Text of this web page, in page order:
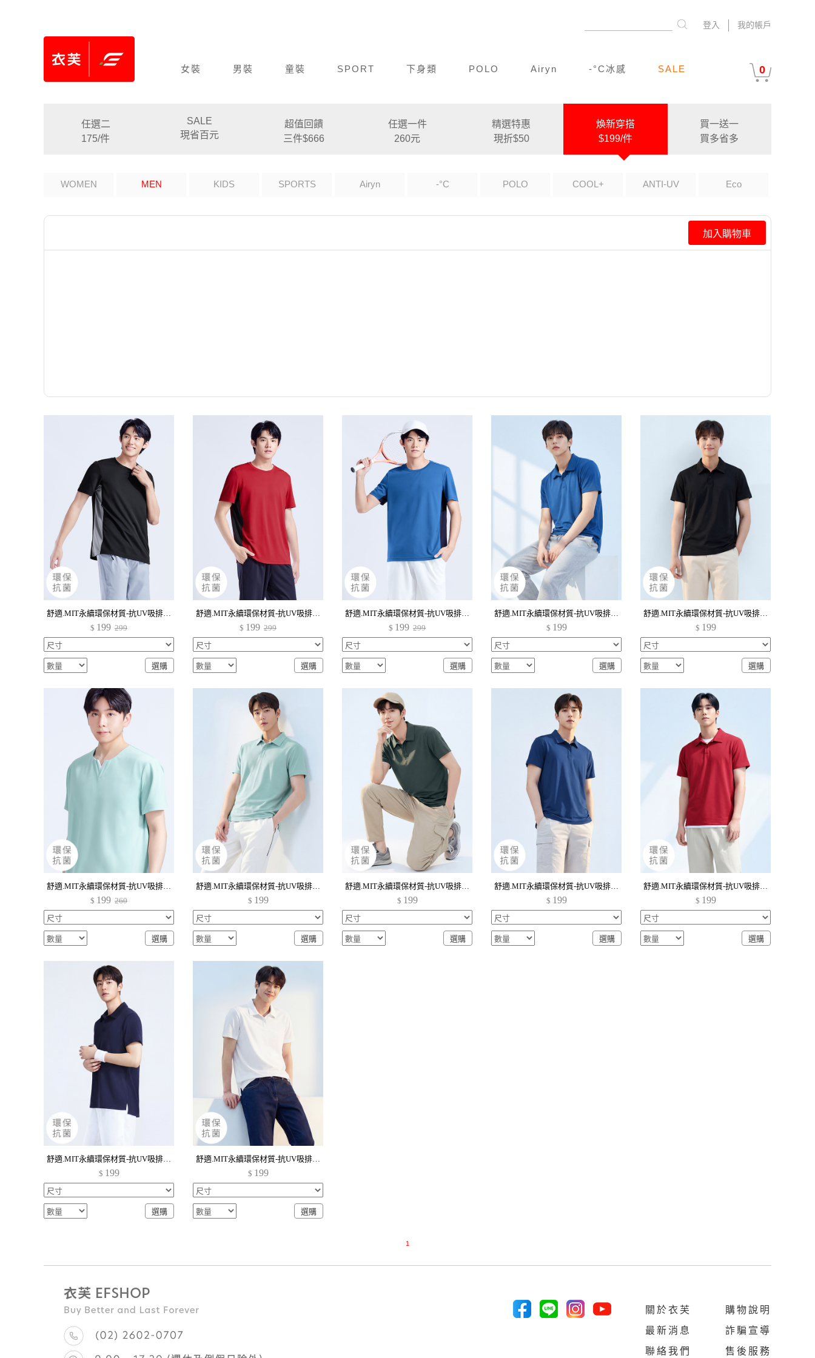
我的帳戶
登入
女裝 男裝 童裝 SPORT 下身類 POLO Airyn -°C冰感 SALE 0
任選二
175/件
SALE
現省百元
超值回饋
三件$666
任選一件
260元
精選特惠
現折$50
煥新穿搭
$199/件
買一送一
買多省多
WOMEN MEN KIDS SPORTS Airyn -°C POLO COOL+ ANTI-UV Eco
加入購物車
舒適.MIT永續環保材質-抗UV吸排抗菌透氣網眼配色上衣-男裝
$ 199 299
舒適.MIT永續環保材質-抗UV吸排抗菌透氣網眼配色上衣-男裝
$ 199 299
舒適.MIT永續環保材質-抗UV吸排抗菌透氣網眼配色上衣-男裝
$ 199 299
舒適.MIT永續環保材質-抗UV吸排抗菌polo衫-男裝
$ 199
舒適.MIT永續環保材質-抗UV吸排抗菌polo衫-男裝
$ 199
舒適.MIT永續環保材質-抗UV吸排抗菌配色V領上衣-男裝
$ 199 260
舒適.MIT永續環保材質-抗UV吸排抗菌polo衫-男裝
$ 199
舒適.MIT永續環保材質-抗UV吸排抗菌polo衫-男裝
$ 199
舒適.MIT永續環保材質-抗UV吸排抗菌polo衫-男裝
$ 199
舒適.MIT永續環保材質-抗UV吸排抗菌polo衫-男裝
$ 199
舒適.MIT永續環保材質-抗UV吸排抗菌polo衫-男裝
$ 199
舒適.MIT永續環保材質-抗UV吸排抗菌polo衫-男裝
$ 199
1
購物說明
詐騙宣導
售後服務
關於衣芙
最新消息
聯絡我們